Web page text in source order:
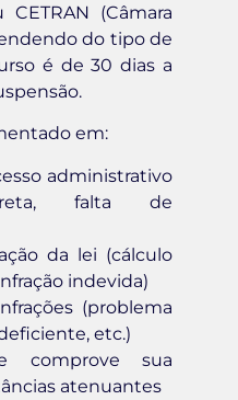
(Câmara
do tipo de
é de 30 dias a
em:
administrativo
falta de
da lei (cálculo
indevida)
(problema
etc.)
comprove sua
atenuantes